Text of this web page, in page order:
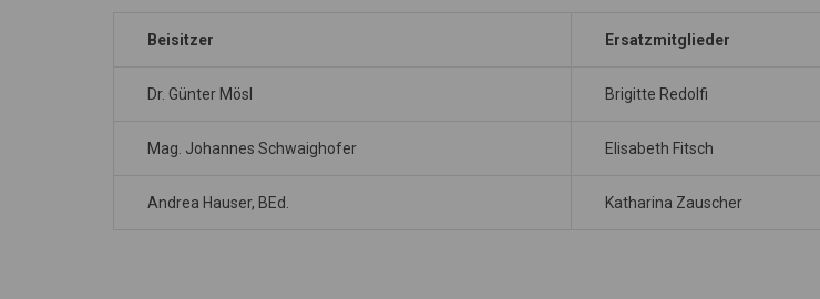
Beisitzer Ersatzmitglieder
Dr. Günter Mösl Brigitte Redolfi
Mag. Johannes Schwaighofer Elisabeth Fitsch
Andrea Hauser, BEd. Katharina Zauscher